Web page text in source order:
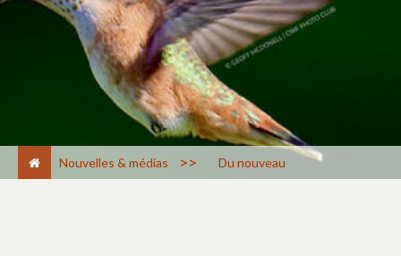
Nouvelles & médias > Du nouveau